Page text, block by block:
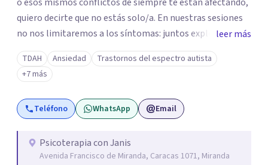
quiero decirte que no estás solo/a. En nuestras sesiones
no nos limitaremos a los síntomas: juntos exploraremos
qué hay detrás de tu malestar, comprendiendo cómo tus
experiencias y vínculos han marcado tu historia. Quizás te
cuesta poner límites, confiar en los demás o repites
vínculos que te hacen daño. O tal vez buscas
herramientas para comprender y acompañar mejor a tus
seguro para iniciar tu proceso de sanación. Si sientes que
es el momento de transformar tu historia, estaré para
leer más
TDAH Ansiedad
Trastornos del espectro autista
+7 más
Teléfono WhatsApp Email
Psicoterapia con Janis
Avenida Francisco de Miranda, Caracas 1071, Miranda